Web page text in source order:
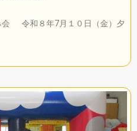
会 令和８年7月１０日（金）夕